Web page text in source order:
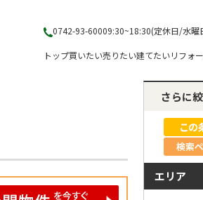
0742-93-60009:30~18:30(定休日/水曜
トップ買いたい売りたい建てたいリフォ
さらに
検索
エリア